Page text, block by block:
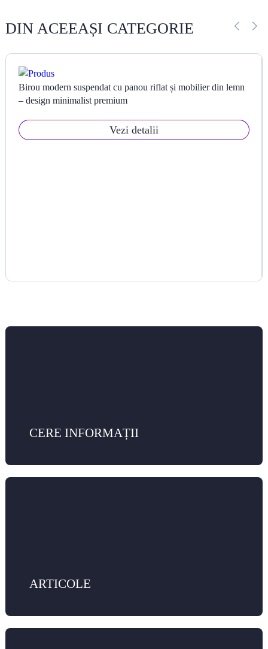
DIN ACEEAȘI CATEGORIE
Birou modern suspendat cu panou riflat și mobilier din lemn
– design minimalist premium
Vezi detalii
CERE INFORMAȚII
ARTICOLE